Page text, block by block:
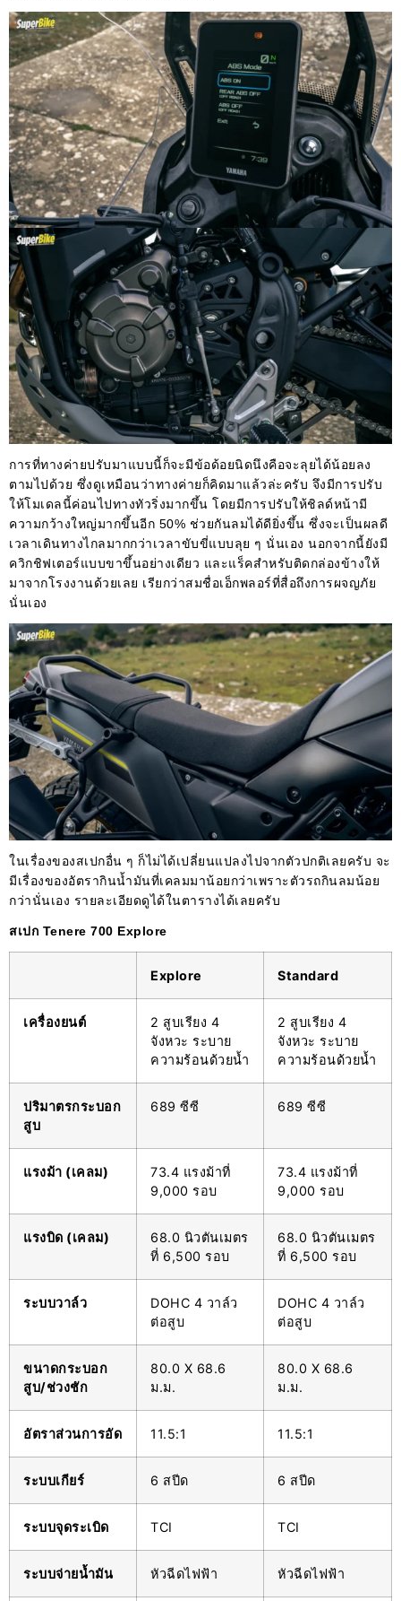
การที่ทางค่ายปรับมาแบบนี้ก็จะมีข้อด้อยนิดนึงคือจะลุยได้น้อยลง
ตามไปด้วย ซึ่งดูเหมือนว่าทางค่ายก็คิดมาแล้วล่ะครับ จึงมีการปรับ
ให้โมเดลนี้ค่อนไปทางทัวริ่งมากขึ้น โดยมีการปรับให้ชิลด์หน้ามี
ความกว้างใหญ่มากขึ้นอีก 50% ช่วยกันลมได้ดียิ่งขึ้น ซึ่งจะเป็นผลดี
เวลาเดินทางไกลมากกว่าเวลาขับขี่แบบลุย ๆ นั่นเอง นอกจากนี้ยังมี
ควิกชิฟเตอร์แบบขาขึ้นอย่างเดียว และแร็คสำหรับติดกล่องข้างให้
มาจากโรงงานด้วยเลย เรียกว่าสมชื่อเอ็กพลอร์ที่สื่อถึงการผจญภัย
นั่นเอง
ในเรื่องของสเปกอื่น ๆ ก็ไม่ได้เปลี่ยนแปลงไปจากตัวปกติเลยครับ จะ
มีเรื่องของอัตรากินน้ำมันที่เคลมมาน้อยกว่าเพราะตัวรถกินลมน้อย
กว่านั่นเอง รายละเอียดดูได้ในตารางได้เลยครับ
สเปก Tenere 700 Explore
Explore Standard
เครื่องยนต์
2 สูบเรียง 4
จังหวะ ระบาย
ความร้อนด้วยน้ำ
2 สูบเรียง 4
จังหวะ ระบาย
ความร้อนด้วยน้ำ
ปริมาตรกระบอก
สูบ
689 ซีซี 689 ซีซี
แรงม้า (เคลม)
73.4 แรงม้าที่
9,000 รอบ
73.4 แรงม้าที่
9,000 รอบ
แรงบิด (เคลม)
68.0 นิวตันเมตร
ที่ 6,500 รอบ
68.0 นิวตันเมตร
ที่ 6,500 รอบ
ระบบวาล์ว
DOHC 4 วาล์ว
ต่อสูบ
DOHC 4 วาล์ว
ต่อสูบ
ขนาดกระบอก
สูบ/ช่วงชัก
80.0 X 68.6
ม.ม.
80.0 X 68.6
ม.ม.
อัตราส่วนการอัด 11.5:1 11.5:1
ระบบเกียร์ 6 สปีด 6 สปีด
ระบบจุดระเบิด TCI TCI
ระบบจ่ายน้ำมัน หัวฉีดไฟฟ้า หัวฉีดไฟฟ้า